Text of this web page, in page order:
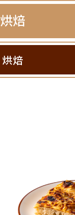
烘焙
烘焙